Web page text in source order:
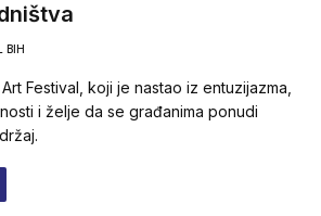
BIH
Festival, koji je nastao iz entuzijazma,
i želje da se građanima ponudi